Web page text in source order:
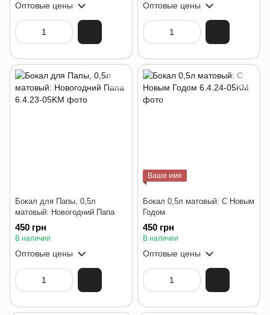
Оптовые цены Оптовые цены
Бокал для Папы, 0,5л
матовый: Новогодний Папа
450 грн
В наличии
Оптовые цены
Ваше имя
Бокал 0,5л матовый: С Новым
Годом
450 грн
В наличии
Оптовые цены